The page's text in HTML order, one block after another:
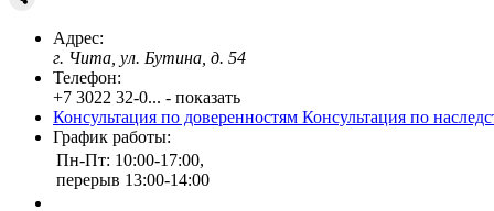
Адрес:
г. Чита, ул. Бутина, д. 54
Телефон:
+7 3022 32-0... - показать
Консультация по доверенностям Консультация по
График работы:
Пн-Пт: 10:00-17:00,
перерыв 13:00-14:00